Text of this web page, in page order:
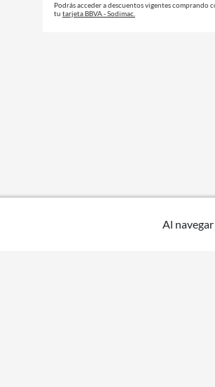
Podrás acceder a descuentos vigentes comprando
tu tarjeta BBVA - Sodimac.
Al